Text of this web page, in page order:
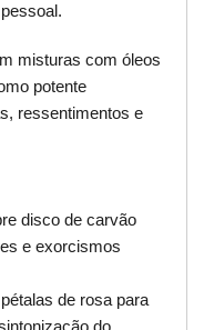
misturas com óleos
potente
ressentimentos e
disco de carvão
e exorcismos
de rosa para